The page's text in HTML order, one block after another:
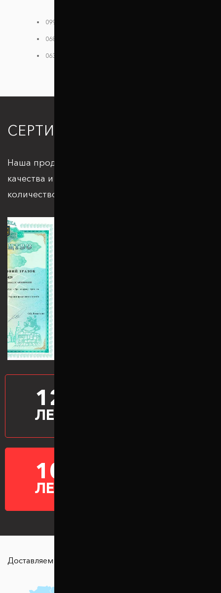
099 784 38 08
068 182 48 40
063 396 33 26
СЕРТИФИКАЦИЯ
Наша продукция отвечает всем стандартам
качества и подкрепляется большим
количеством патентов и сертификатов
12
ЛЕТ
10
ЛЕТ
Доставляем в любую точку страны